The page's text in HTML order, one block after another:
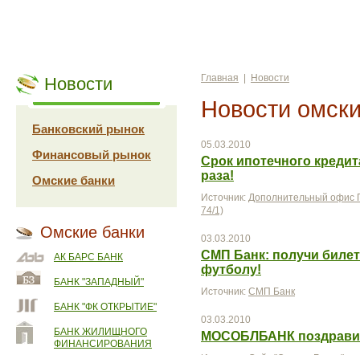
Новости
Банковский рынок
Финансовый рынок
Омские банки
Омские банки
АК БАРС БАНК
БАНК "ЗАПАДНЫЙ"
БАНК "ФК ОТКРЫТИЕ"
БАНК ЖИЛИЩНОГО
ФИНАНСИРОВАНИЯ
Главная Новости
Новости
05.03.2010
Срок ипотечного
раза!
Источник: Дополнительный офис
74/1)
03.03.2010
СМП Банк: получи
футболу!
Источник: СМП Банк
03.03.2010
МОСОБЛБАНК